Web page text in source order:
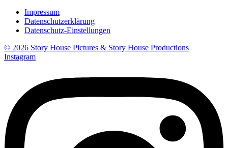
Impressum
Datenschutzerklärung
Datenschutz-Einstellungen
© 2026 Story House Pictures & Story House Productions
Instagram